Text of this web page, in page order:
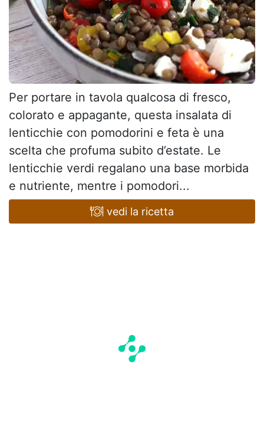
Per portare in tavola qualcosa di fresco,
colorato e appagante, questa insalata di
lenticchie con pomodorini e feta è una
scelta che profuma subito d’estate. Le
lenticchie verdi regalano una base morbida
e nutriente, mentre i pomodori...
vedi la ricetta